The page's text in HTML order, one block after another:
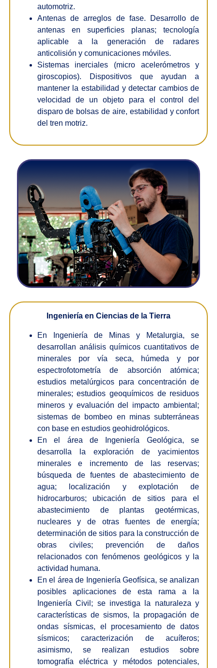
automotriz.
Antenas de arreglos de fase. Desarrollo de
antenas en superficies planas; tecnología
aplicable a la generación de radares
anticolisión y comunicaciones móviles.
Sistemas inerciales (micro acelerómetros y
giroscopios). Dispositivos que ayudan a
mantener la estabilidad y detectar cambios de
velocidad de un objeto para el control del
disparo de bolsas de aire, estabilidad y confort
del tren motriz.
Ingeniería en Ciencias de la Tierra
En Ingeniería de Minas y Metalurgia, se
desarrollan análisis químicos cuantitativos de
minerales por vía seca, húmeda y por
espectrofotometría de absorción atómica;
estudios metalúrgicos para concentración de
minerales; estudios geoquímicos de residuos
mineros y evaluación del impacto ambiental;
sistemas de bombeo en minas subterráneas
con base en estudios geohidrológicos.
En el área de Ingeniería Geológica, se
desarrolla la exploración de yacimientos
minerales e incremento de las reservas;
búsqueda de fuentes de abastecimiento de
agua; localización y explotación de
hidrocarburos; ubicación de sitios para el
abastecimiento de plantas geotérmicas,
nucleares y de otras fuentes de energía;
determinación de sitios para la construcción de
obras civiles; prevención de daños
relacionados con fenómenos geológicos y la
actividad humana.
En el área de Ingeniería Geofísica, se analizan
posibles aplicaciones de esta rama a la
Ingeniería Civil; se investiga la naturaleza y
características de sismos, la propagación de
ondas sísmicas, el procesamiento de datos
sísmicos; caracterización de acuíferos;
asimismo, se realizan estudios sobre
tomografía eléctrica y métodos potenciales,